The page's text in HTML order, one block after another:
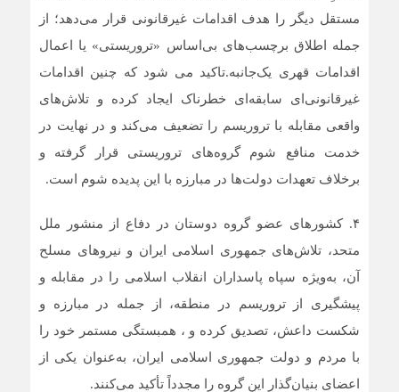
مستقل دیگر را هدف اقدامات غیرقانونی قرار می‌دهد؛ از
جمله اطلاق برچسب‌های بی‌اساس «تروریستی» یا اعمال
اقدامات قهری یک‌جانبه.‌تاکید می شود که چنین اقدامات
غیرقانونی‌ای سابقه‌ای خطرناک ایجاد کرده و تلاش‌های
واقعی مقابله با تروریسم را تضعیف می‌کند و در نهایت در
خدمت منافع شوم گروه‌های تروریستی قرار گرفته و
برخلاف تعهدات دولت‌ها در مبارزه با این پدیده شوم است.
‎۴. کشورهای عضو گروه دوستان در دفاع از منشور ملل
متحد، تلاش‌های جمهوری اسلامی ایران و نیروهای مسلح
آن، به‌ویژه سپاه پاسداران انقلاب اسلامی را در مقابله و
پیشگیری از تروریسم در منطقه، از جمله در مبارزه و
شکست داعش، تصدیق کرده و ، همبستگی مستمر خود را
با مردم و دولت جمهوری اسلامی ایران، به‌عنوان یکی از
اعضای بنیان‌گذار این گروه را مجدداً تأکید می‌کنند.